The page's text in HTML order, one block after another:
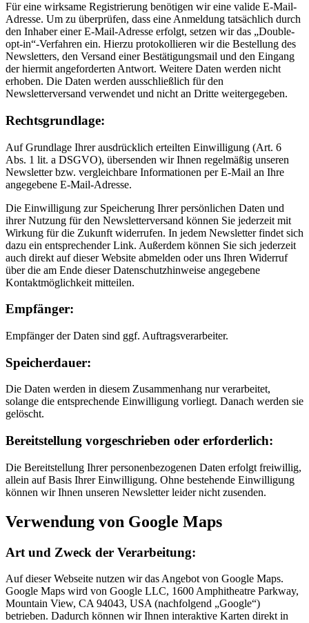
Für eine wirksame Registrierung benötigen wir eine valide E-Mail-
Adresse. Um zu überprüfen, dass eine Anmeldung tatsächlich durch
den Inhaber einer E-Mail-Adresse erfolgt, setzen wir das „Double-
opt-in“-Verfahren ein. Hierzu protokollieren wir die Bestellung des
Newsletters, den Versand einer Bestätigungsmail und den Eingang
der hiermit angeforderten Antwort. Weitere Daten werden nicht
erhoben. Die Daten werden ausschließlich für den
Newsletterversand verwendet und nicht an Dritte weitergegeben.
Rechtsgrundlage:
Auf Grundlage Ihrer ausdrücklich erteilten Einwilligung (Art. 6
Abs. 1 lit. a DSGVO), übersenden wir Ihnen regelmäßig unseren
Newsletter bzw. vergleichbare Informationen per E-Mail an Ihre
angegebene E-Mail-Adresse.
Die Einwilligung zur Speicherung Ihrer persönlichen Daten und
ihrer Nutzung für den Newsletterversand können Sie jederzeit mit
Wirkung für die Zukunft widerrufen. In jedem Newsletter findet sich
dazu ein entsprechender Link. Außerdem können Sie sich jederzeit
auch direkt auf dieser Website abmelden oder uns Ihren Widerruf
über die am Ende dieser Datenschutzhinweise angegebene
Kontaktmöglichkeit mitteilen.
Empfänger:
Empfänger der Daten sind ggf. Auftragsverarbeiter.
Speicherdauer:
Die Daten werden in diesem Zusammenhang nur verarbeitet,
solange die entsprechende Einwilligung vorliegt. Danach werden sie
gelöscht.
Bereitstellung vorgeschrieben oder erforderlich:
Die Bereitstellung Ihrer personenbezogenen Daten erfolgt freiwillig,
allein auf Basis Ihrer Einwilligung. Ohne bestehende Einwilligung
können wir Ihnen unseren Newsletter leider nicht zusenden.
Verwendung von Google Maps
Art und Zweck der Verarbeitung:
Auf dieser Webseite nutzen wir das Angebot von Google Maps.
Google Maps wird von Google LLC, 1600 Amphitheatre Parkway,
Mountain View, CA 94043, USA (nachfolgend „Google“)
betrieben. Dadurch können wir Ihnen interaktive Karten direkt in